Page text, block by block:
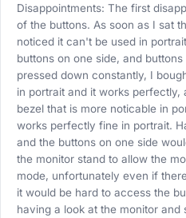
Disappointments: The first
of the buttons. As soon as I sat
noticed it can't be used in
buttons on one side, and
pressed down constantly, I
in portrait and it works perfectly,
bezel that is more noticable in
works perfectly fine in portrait.
and the buttons on one side
the monitor stand to allow the
mode, unfortunately even if
it would be hard to access the
having a look at the monitor